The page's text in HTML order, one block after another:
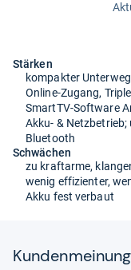
Stärken
kompakter
Online-Zugang,
SmartTV-Software
Akku- & Netzbetrieb;
Bluetooth
Schwächen
zu kraftarme,
wenig effizienter,
Akku fest verbaut